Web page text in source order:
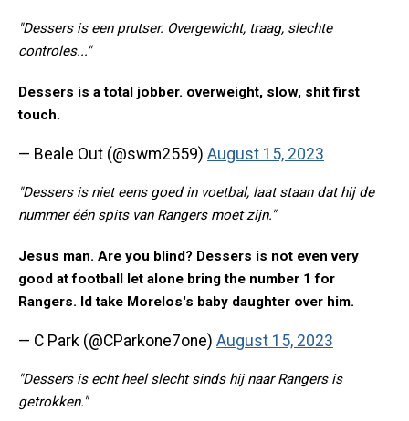
"Dessers is een prutser. Overgewicht, traag, slechte
controles..."
Dessers is a total jobber. overweight, slow, shit first
touch.
— Beale Out (@swm2559) August 15, 2023
"Dessers is niet eens goed in voetbal, laat staan dat hij de
nummer één spits van Rangers moet zijn."
Jesus man. Are you blind? Dessers is not even very
good at football let alone bring the number 1 for
Rangers. Id take Morelos's baby daughter over him.
— C Park (@CParkone7one) August 15, 2023
"Dessers is echt heel slecht sinds hij naar Rangers is
getrokken."